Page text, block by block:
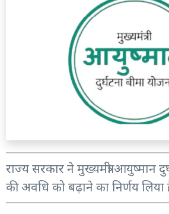
राज्य सरकार ने मुख्यमंत्री आयुष्मान
की अवधि को बढ़ाने का निर्णय लिया